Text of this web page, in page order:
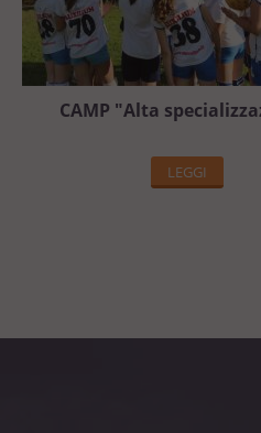
CAMP "Alta
LEGGI